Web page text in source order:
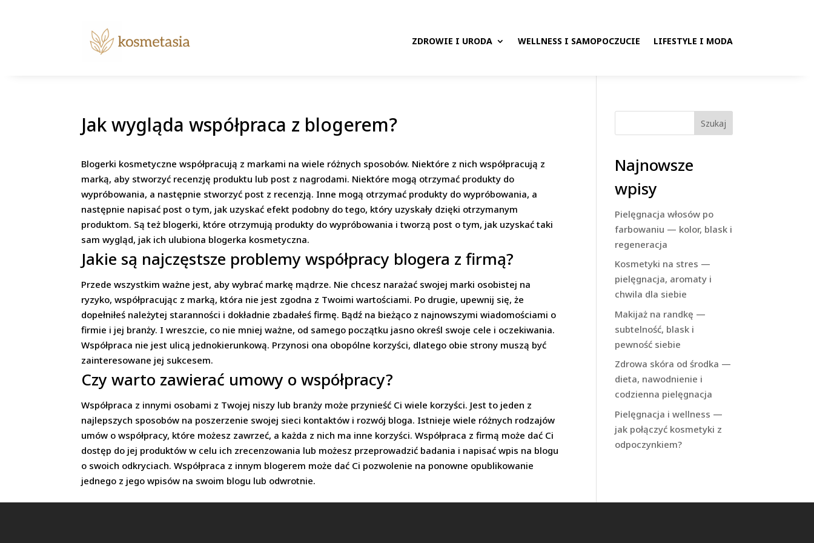
ZDROWIE I URODA WELLNESS I SAMOPOCZUCIE LIFESTYLE I MODA
Jak wygląda współpraca z blogerem?
Blogerki kosmetyczne współpracują z markami na wiele różnych sposobów. Niektóre z nich współpracują z
marką, aby stworzyć recenzję produktu lub post z nagrodami. Niektóre mogą otrzymać produkty do
wypróbowania, a następnie stworzyć post z recenzją. Inne mogą otrzymać produkty do wypróbowania, a
następnie napisać post o tym, jak uzyskać efekt podobny do tego, który uzyskały dzięki otrzymanym
produktom. Są też blogerki, które otrzymują produkty do wypróbowania i tworzą post o tym, jak uzyskać taki
sam wygląd, jak ich ulubiona blogerka kosmetyczna.
Jakie są najczęstsze problemy współpracy blogera z firmą?
Przede wszystkim ważne jest, aby wybrać markę mądrze. Nie chcesz narażać swojej marki osobistej na
ryzyko, współpracując z marką, która nie jest zgodna z Twoimi wartościami. Po drugie, upewnij się, że
dopełniłeś należytej staranności i dokładnie zbadałeś firmę. Bądź na bieżąco z najnowszymi wiadomościami o
firmie i jej branży. I wreszcie, co nie mniej ważne, od samego początku jasno określ swoje cele i oczekiwania.
Współpraca nie jest ulicą jednokierunkową. Przynosi ona obopólne korzyści, dlatego obie strony muszą być
zainteresowane jej sukcesem.
Czy warto zawierać umowy o współpracy?
Współpraca z innymi osobami z Twojej niszy lub branży może przynieść Ci wiele korzyści. Jest to jeden z
najlepszych sposobów na poszerzenie swojej sieci kontaktów i rozwój bloga. Istnieje wiele różnych rodzajów
umów o współpracy, które możesz zawrzeć, a każda z nich ma inne korzyści. Współpraca z firmą może dać Ci
dostęp do jej produktów w celu ich zrecenzowania lub możesz przeprowadzić badania i napisać wpis na blogu
o swoich odkryciach. Współpraca z innym blogerem może dać Ci pozwolenie na ponowne opublikowanie
jednego z jego wpisów na swoim blogu lub odwrotnie.
Szukaj
Najnowsze
wpisy
Pielęgnacja włosów po
farbowaniu — kolor, blask i
regeneracja
Kosmetyki na stres —
pielęgnacja, aromaty i
chwila dla siebie
Makijaż na randkę —
subtelność, blask i
pewność siebie
Zdrowa skóra od środka —
dieta, nawodnienie i
codzienna pielęgnacja
Pielęgnacja i wellness —
jak połączyć kosmetyki z
odpoczynkiem?